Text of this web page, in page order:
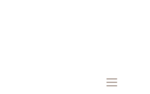
MENU